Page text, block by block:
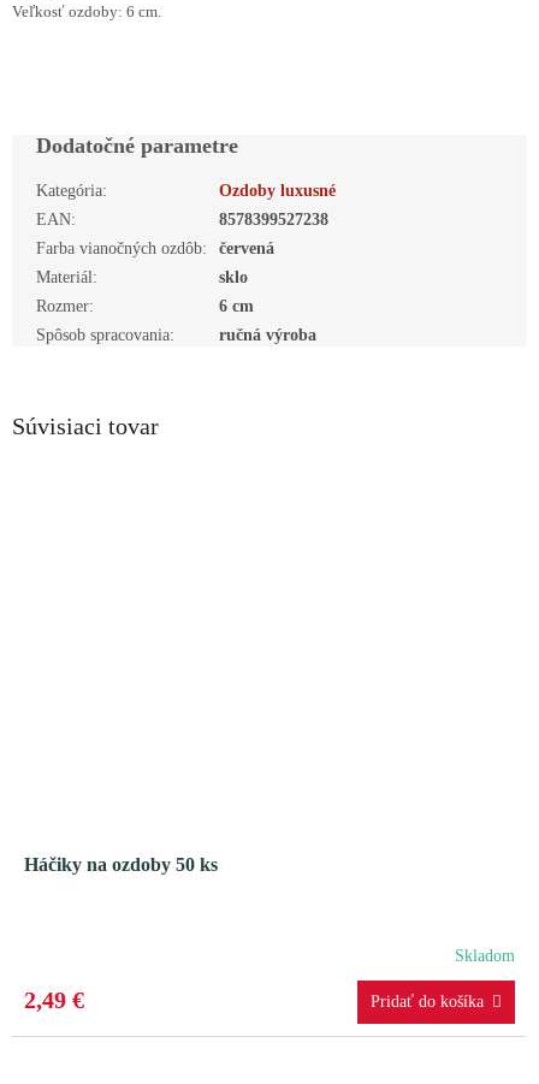
Súvisiaci tovar
Háčiky na ozdoby 50 ks
Skladom
2,49 €
Veľkosť ozdoby: 6 cm.
Dodatočné parametre
Kategória:
Ozdoby luxusné
EAN:
8578399527238
Farba vianočných ozdôb:
červená
Materiál :
sklo
Rozmer:
6 cm
Spôsob spracovania: ručná výroba